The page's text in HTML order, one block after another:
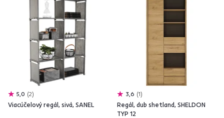
5,0 2
Viacúčelový regál, sivá, SANEL
3,6 1
Regál, dub shetland, SHELDON
TYP 12